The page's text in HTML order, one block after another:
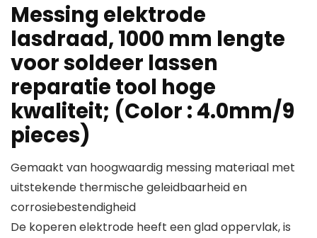
Messing elektrode
lasdraad, 1000 mm lengte
voor soldeer lassen
reparatie tool hoge
kwaliteit; (Color : 4.0mm/9
pieces)
Gemaakt van hoogwaardig messing materiaal met
uitstekende thermische geleidbaarheid en
corrosiebestendigheid
De koperen elektrode heeft een glad oppervlak, is